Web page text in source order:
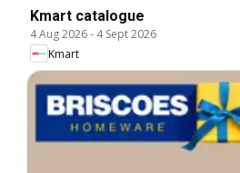
Kmart catalogue
4 Aug 2026- 4 Sept 2026
Kmart